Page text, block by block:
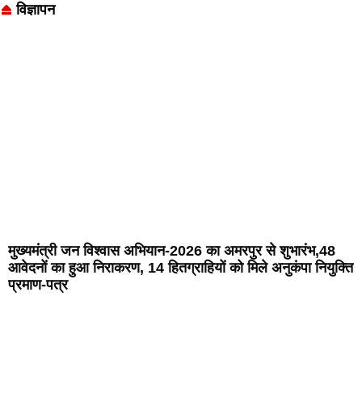
विज्ञापन
मुख्यमंत्री जन विश्वास अभियान-2026 का अमरपुर से शुभारंभ,48
आवेदनों का हुआ निराकरण, 14 हितग्राहियों को मिले अनुकंपा नियुक्ति
प्रमाण-पत्र